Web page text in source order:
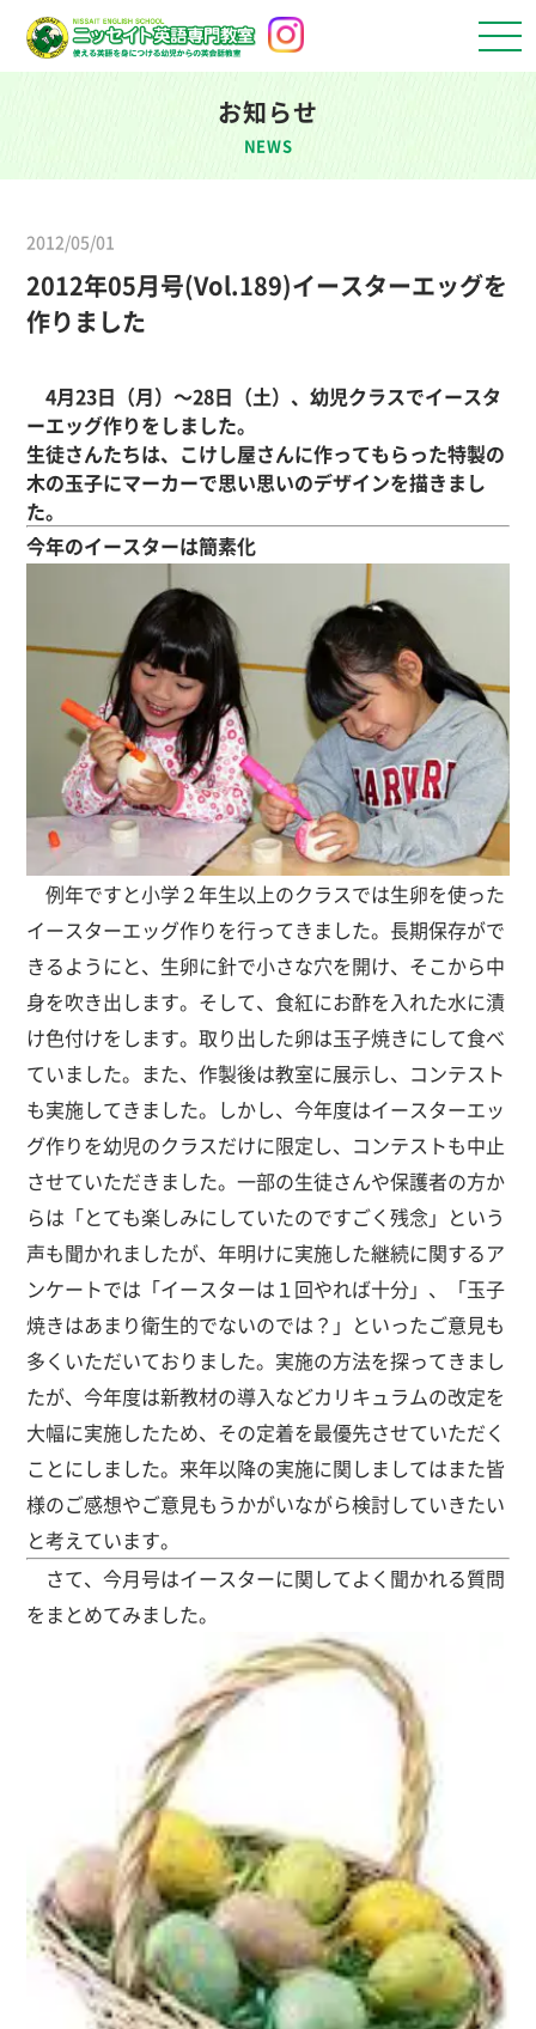
お知らせ
NEWS
2012/05/01
2012年05月号(Vol.189)イースターエッグを
作りました
4月23日（月）～28日（土）、幼児クラスでイースタ
ーエッグ作りをしました。
生徒さんたちは、こけし屋さんに作ってもらった特製の
木の玉子にマーカーで思い思いのデザインを描きまし
た。
今年のイースターは簡素化
例年ですと小学２年生以上のクラスでは生卵を使った
イースターエッグ作りを行ってきました。長期保存がで
きるようにと、生卵に針で小さな穴を開け、そこから中
身を吹き出します。そして、食紅にお酢を入れた水に漬
け色付けをします。取り出した卵は玉子焼きにして食べ
ていました。また、作製後は教室に展示し、コンテスト
も実施してきました。しかし、今年度はイースターエッ
グ作りを幼児のクラスだけに限定し、コンテストも中止
させていただきました。一部の生徒さんや保護者の方か
らは「とても楽しみにしていたのですごく残念」という
声も聞かれましたが、年明けに実施した継続に関するア
ンケートでは「イースターは１回やれば十分」、「玉子
焼きはあまり衛生的でないのでは？」といったご意見も
多くいただいておりました。実施の方法を探ってきまし
たが、今年度は新教材の導入などカリキュラムの改定を
大幅に実施したため、その定着を最優先させていただく
ことにしました。来年以降の実施に関しましてはまた皆
様のご感想やご意見もうかがいながら検討していきたい
と考えています。
さて、今月号はイースターに関してよく聞かれる質問
をまとめてみました。